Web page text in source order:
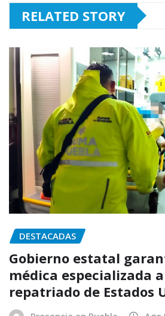
RELATED STORY
DESTACADAS
Gobierno estatal
médica especializada
repatriado de Estados